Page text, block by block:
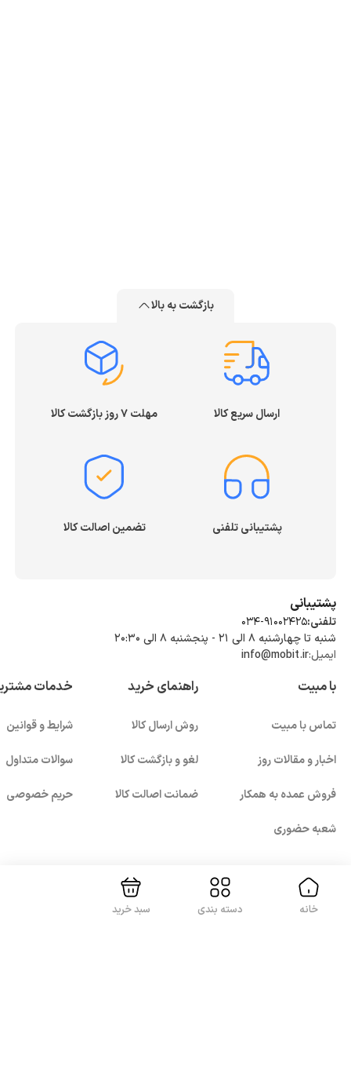
بازگشت به بالا
ارسال سریع کالا مهلت ۷ روز بازگشت کالا
پشتیبانی تلفنی تضمین اصالت کالا
پشتیبانی
تلفنی:034-91002425
شنبه تا چهارشنبه ۸ الی ۲۱ - پنجشنبه 8 الی ۲۰:۳۰
ایمیل:info@mobit.ir
با مبیت
تماس با مبیت
اخبار و مقالات روز
فروش عمده به همکار
شعبه حضوری
راهنمای خرید
روش ارسال کالا
لغو و بازگشت کالا
ضمانت اصالت کالا
خدمات
شرایط و قوانین
سوالات متداول
حریم خصوصی
با ما همراه باشید
خانه دسته بندی سبد خرید